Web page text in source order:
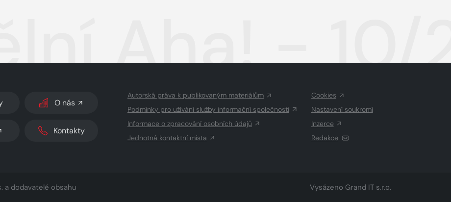
Aha! - 10/
O nás
Kontakty
Autorská práva k publikovaným materiálům
Podmínky pro užívání služby informační společnosti
Informace o zpracování osobních údajů
Jednotná kontaktní místa
Cookies
Nastavení soukromí
Inzerce
Redakce
a dodavatelé obsahu Vysázeno Grand IT s.r.o.